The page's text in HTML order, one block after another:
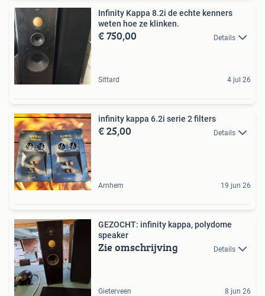
Infinity Kappa 8.2i de echte kenners
weten hoe ze klinken.
€ 750,00 Details
Sittard 4 jul 26
infinity kappa 6.2i serie 2 filters
€ 25,00 Details
Arnhem 19 jun 26
GEZOCHT: infinity kappa, polydome
speaker
Zie omschrijving Details
Gieterveen 8 jun 26